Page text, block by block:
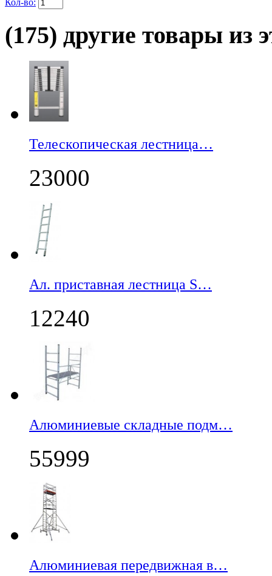
Кол-во:
(175) другие товары из
Телескопическая лестница…
23000
Ал. приставная лестница S…
12240
Алюминиевые складные подм…
55999
Алюминиевая передвижная в…